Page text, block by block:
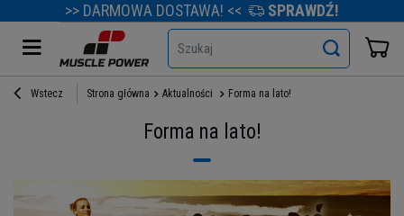
>> DARMOWA DOSTAWA! << SPRAWDŹ!
Szukaj
Wstecz Strona główna Aktualności Forma na lato!
Forma na lato!